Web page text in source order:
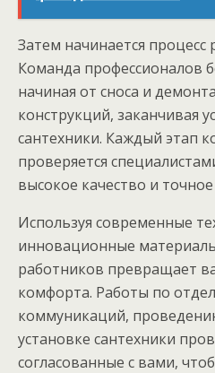
Затем начинается процесс
Команда профессионалов
начиная от сноса и
конструкций, заканчивая
сантехники. Каждый этап
проверяется
высокое качество и
Используя современные
инновационные
работников превращает
комфорта. Работы по
коммуникаций,
установке сантехники
согласованные с вами,